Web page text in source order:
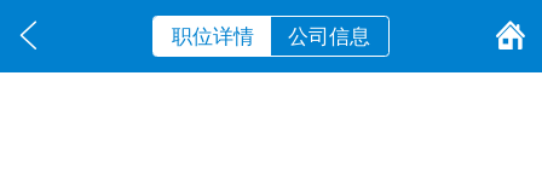
职位详情 公司信息